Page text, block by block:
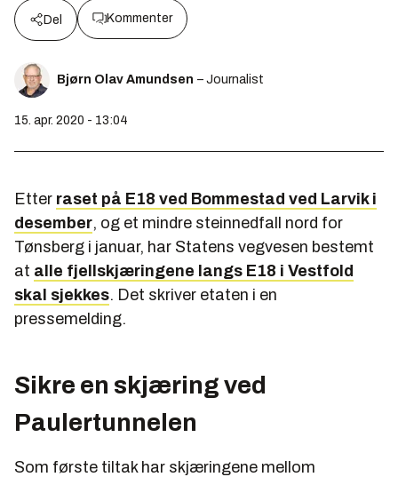
Del Kommenter
Bjørn Olav Amundsen – Journalist
15. apr. 2020 - 13:04
Etter raset på E18 ved Bommestad ved Larvik i
desember, og et mindre steinnedfall nord for
Tønsberg i januar, har Statens vegvesen bestemt
at alle fjellskjæringene langs E18 i Vestfold
skal sjekkes. Det skriver etaten i en
pressemelding.
Sikre en skjæring ved
Paulertunnelen
Som første tiltak har skjæringene mellom